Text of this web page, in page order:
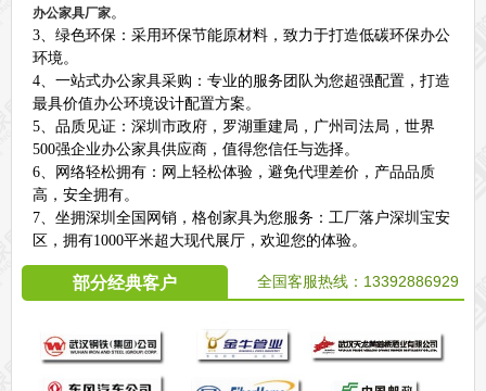
办公家具厂家。
3、绿色环保：采用环保节能原材料，致力于打造低碳环保办公
环境。
4、一站式办公家具采购：专业的服务团队为您超强配置，打造
最具价值办公环境设计配置方案。
5、品质见证：深圳市政府，罗湖重建局，广州司法局，世界
500强企业办公家具供应商，值得您信任与选择。
6、网络轻松拥有：网上轻松体验，避免代理差价，产品品质
高，安全拥有。
7、坐拥深圳全国网销，格创家具为您服务：工厂落户深圳宝安
区，拥有1000平米超大现代展厅，欢迎您的体验。
部分经典客户 全国客服热线： 13392886929